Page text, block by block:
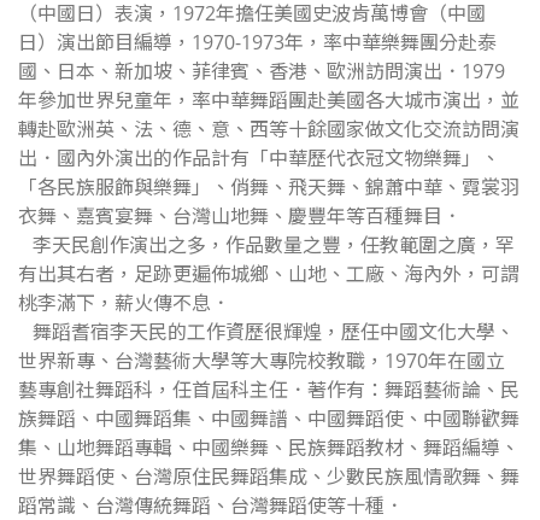
（中國日）表演，1972年擔任美國史波肯萬博會（中國
日）演出節目編導，1970-1973年，率中華樂舞團分赴泰
國、日本、新加坡、菲律賓、香港、歐洲訪問演出．1979
年參加世界兒童年，率中華舞蹈團赴美國各大城市演出，並
轉赴歐洲英、法、德、意、西等十餘國家做文化交流訪問演
出．國內外演出的作品計有「中華歷代衣冠文物樂舞」、
「各民族服飾與樂舞」、俏舞、飛天舞、錦蕭中華、霓裳羽
衣舞、嘉賓宴舞、台灣山地舞、慶豐年等百種舞目．
李天民創作演出之多，作品數量之豐，任教範圍之廣，罕
有出其右者，足跡更遍佈城鄉、山地、工廠、海內外，可謂
桃李滿下，薪火傳不息．
舞蹈耆宿李天民的工作資歷很輝煌，歷任中國文化大學、
世界新專、台灣藝術大學等大專院校教職，1970年在國立
藝專創社舞蹈科，任首屆科主任．著作有：舞蹈藝術論、民
族舞蹈、中國舞蹈集、中國舞譜、中國舞蹈使、中國聯歡舞
集、山地舞蹈專輯、中國樂舞、民族舞蹈教材、舞蹈編導、
世界舞蹈使、台灣原住民舞蹈集成、少數民族風情歌舞、舞
蹈常識、台灣傳統舞蹈、台灣舞蹈使等十種．